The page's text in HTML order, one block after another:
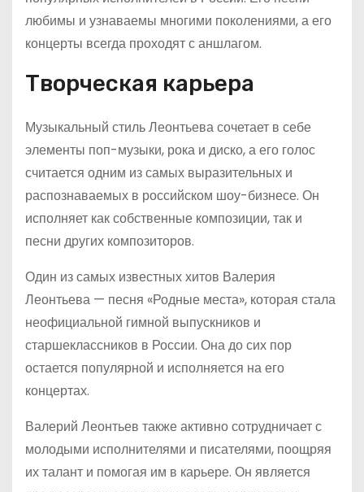
любимы и узнаваемы многими поколениями, а его
концерты всегда проходят с аншлагом.
Творческая карьера
Музыкальный стиль Леонтьева сочетает в себе
элементы поп-музыки, рока и диско, а его голос
считается одним из самых выразительных и
распознаваемых в российском шоу-бизнесе. Он
исполняет как собственные композиции, так и
песни других композиторов.
Один из самых известных хитов Валерия
Леонтьева — песня «Родные места», которая стала
неофициальной гимной выпускников и
старшеклассников в России. Она до сих пор
остается популярной и исполняется на его
концертах.
Валерий Леонтьев также активно сотрудничает с
молодыми исполнителями и писателями, поощряя
их талант и помогая им в карьере. Он является